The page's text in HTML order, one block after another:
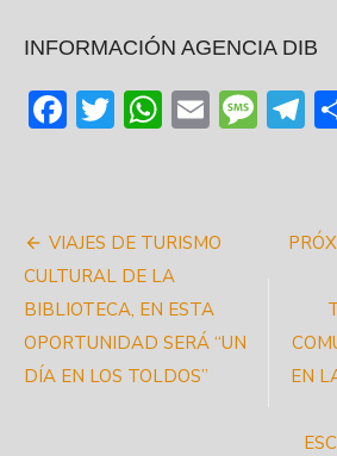
INFORMACIÓN AGENCIA DIB
Facebook
TwitterEmail
Navegación
de
entradas
VIAJES DE TURISMO
CULTURAL DE LA
BIBLIOTECA, EN ESTA
OPORTUNIDAD SERÁ “UN
DÍA EN LOS TOLDOS”
EN